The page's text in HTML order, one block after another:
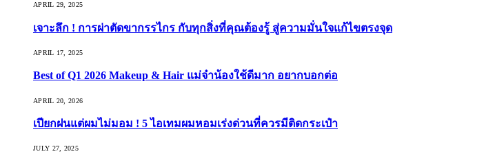
APRIL 29, 2025
เจาะลึก ! การผ่าตัดขากรรไกร กับทุกสิ่งที่คุณต้องรู้ สู่ความมั่นใจแก้ไขตรงจุด
APRIL 17, 2025
Best of Q1 2026 Makeup & Hair แม่จ๋าน้องใช้ดีมาก อยากบอกต่อ
APRIL 20, 2026
เปียกฝนแต่ผมไม่มอม ! 5 ไอเทมผมหอมเร่งด่วนที่ควรมีติดกระเป๋า
JULY 27, 2025